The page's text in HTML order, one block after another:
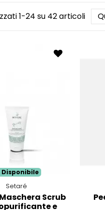
disidratazione cutanea
unta e ruvida. La
la pelle.
1-24 su 42 articoli
Disponibile
Setaré
Scrub
e